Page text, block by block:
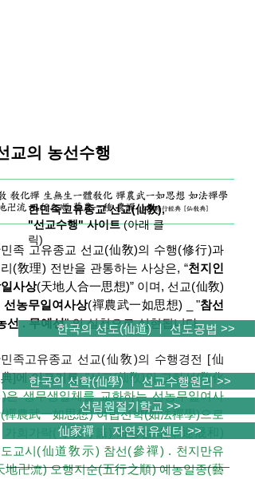
교의 농선수행
족 고유종교 선교(仙敎)의 수행(修行)과
(敎理) 전반을 관통하는 사상은, “천지인
사상(天地人合一思想)” 이며, 선교(仙敎)
선농무일여사상(禪農武一如思想) _ "참선
선 . 무예선" 의 실천으로 실현됩니다.
족고유종교 선교(仙敎)의 수행경전 [仙
]에 이르기를,"선교(仙敎)의 교화선(敎化
은 생무생일체를 교화하는 선농무일여사
禪農武一如思想) 여법선학(如法禪學)으로
가희가락(可羲可諾) 화영성화(華迎晟和)
교시(仙道敎示) 참선(參禪) . 천지만유
地卍流) 오행지순(五行之順) 예농일종(藝
한민족고유종교 선교(仙敎),
"선교수행" 사이트(아래 클
릭)
한국의 선도(仙道) ㅣ 선도공법 >>
한국의 선학(仙學) ㅣ 선교수행원리 >>
선림원절기학교 >>
仙家禪 ㅣ 자연치유센터 >>